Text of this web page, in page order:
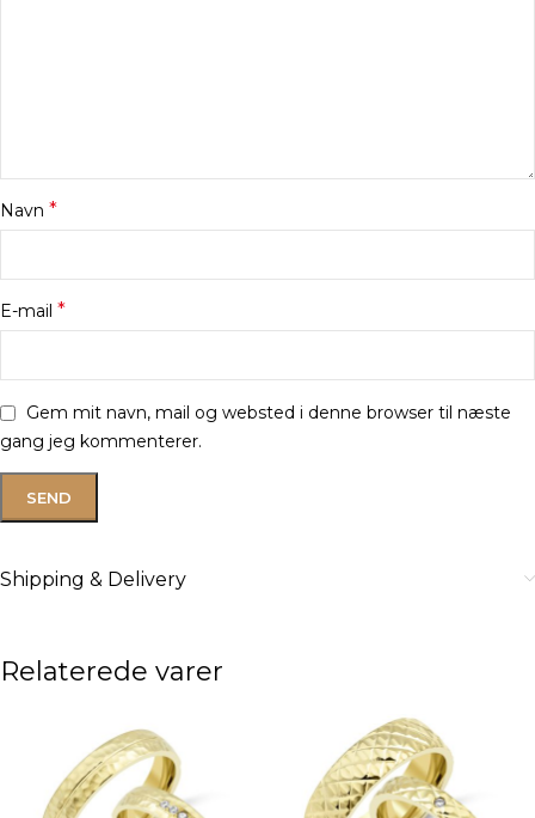
Navn *
E-mail *
Gem mit navn, mail og websted i denne browser til næste
gang jeg kommenterer.
Shipping & Delivery
Relaterede varer